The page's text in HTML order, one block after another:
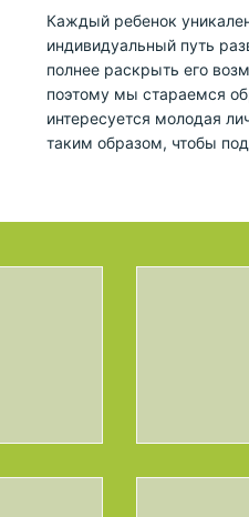
Каждый ребенок
индивидуальный путь
полнее раскрыть его
поэтому мы стараемся
интересуется молодая
таким образом, чтобы